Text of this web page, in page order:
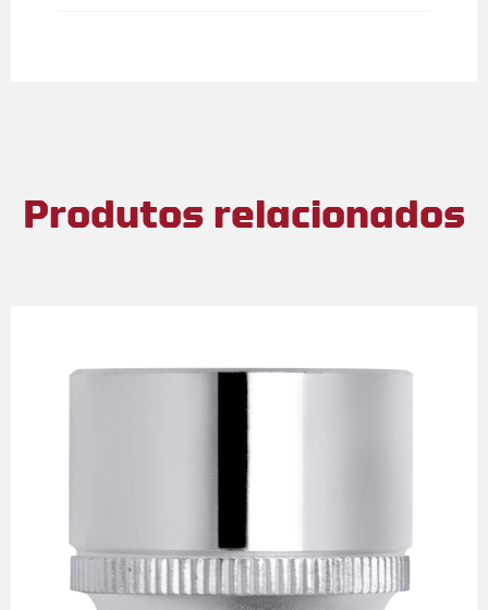
Produtos relacionados